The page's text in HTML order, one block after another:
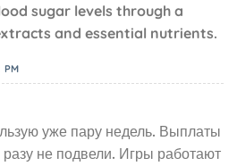
sugar levels through a
and essential nutrients.
PM
уже пару недель. Выплаты
не подвели. Игры работают